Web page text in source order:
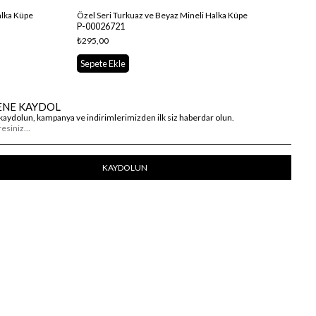
Küpe Özel Seri Turkuaz ve Beyaz Mineli Halka Küpe
P-00026721
₺295,00
Sepete Ekle
KAYDOL
kampanya ve indirimlerimizden ilk siz haberdar olun.
KAYDOLUN